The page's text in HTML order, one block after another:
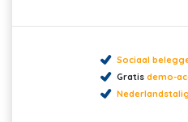
Sociaal
Gratis demo-